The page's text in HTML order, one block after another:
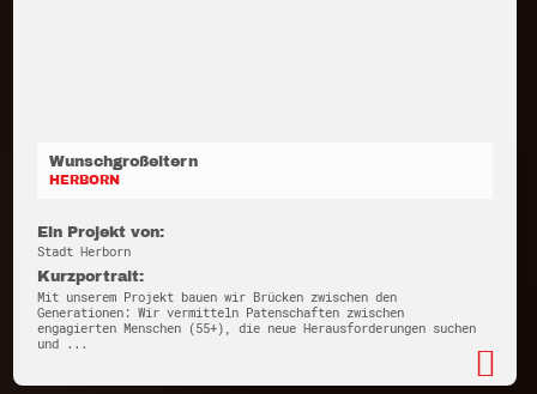
Wunschgroßeltern
HERBORN
Ein Projekt von:
Stadt Herborn
Kurzportrait:
Mit unserem Projekt bauen wir Brücken zwischen den
Generationen: Wir vermitteln Patenschaften zwischen
engagierten Menschen (55+), die neue Herausforderungen suchen
und ...